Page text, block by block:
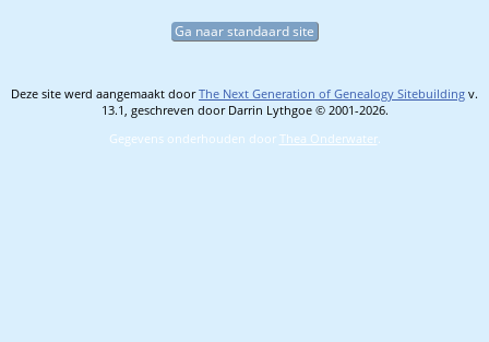
Ga naar standaard site
Deze site werd aangemaakt doorThe Next Generation of Genealogy Sitebuilding v.
13.1, geschreven door Darrin Lythgoe © 2001-2026.
Gegevens onderhouden door Thea Onderwater.